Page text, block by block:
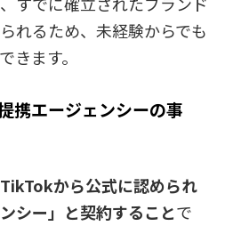
れるため、未経験からでも
きます。
携エージェンシーの事
TikTokから公式に認められ
シー」と契約することで